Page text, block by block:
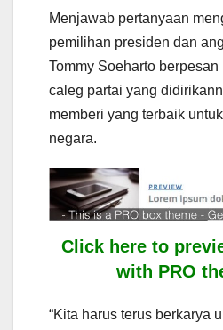
Menjawab pertanyaan
pemilihan presiden dan
Tommy Soeharto
caleg partai yang
memberi yang terbaik
negara.
Click here to
with PRO
“Kita harus terus berkarya